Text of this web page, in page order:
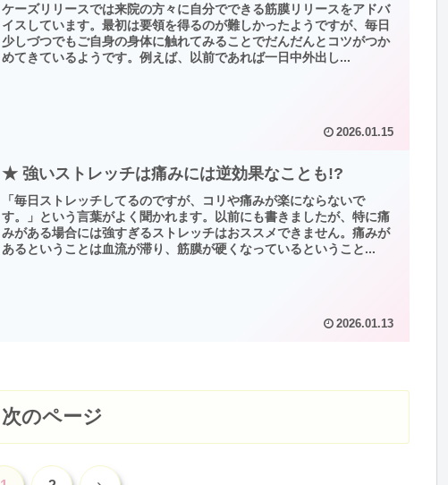
ケーズリリースでは来院の方々に自分でできる筋膜リリースをアドバ
イスしています。最初は要領を得るのが難しかったようですが、毎日
少しづつでもご自身の身体に触れてみることでだんだんとコツがつか
めてきているようです。例えば、以前であれば一日中外出し...
2026.01.15
★ 強いストレッチは痛みには逆効果なことも!?
「毎日ストレッチしてるのですが、コリや痛みが楽にならないで
す。」という言葉がよく聞かれます。以前にも書きましたが、特に痛
みがある場合には強すぎるストレッチはおススメできません。痛みが
あるということは血流が滞り、筋膜が硬くなっているということ...
2026.01.13
次のページ